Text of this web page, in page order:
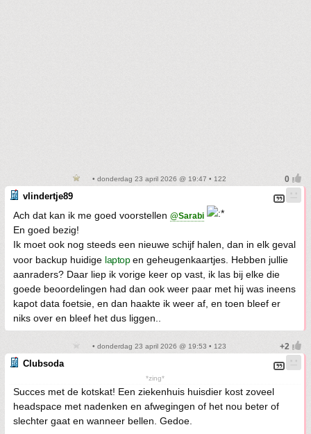
• donderdag 23 april 2026 @ 19:47 • 122
vlindertje89
Ach dat kan ik me goed voorstellen @Sarabi
En goed bezig!
Ik moet ook nog steeds een nieuwe schijf halen, dan in elk geval
voor backup huidige laptopen geheugenkaartjes. Hebben jullie
aanraders? Daar liep ik vorige keer op vast, ik las bij elke die
goede beoordelingen had dan ook weer paar met hij was ineens
kapot data foetsie, en dan haakte ik weer af, en toen bleef er
niks over en bleef het dus liggen..
• donderdag 23 april 2026 @ 19:53 • 123
Clubsoda
*zing*
Succes met de kotskat! Een ziekenhuis huisdier kost zoveel
headspace met nadenken en afwegingen of het nou beter of
slechter gaat en wanneer bellen. Gedoe.